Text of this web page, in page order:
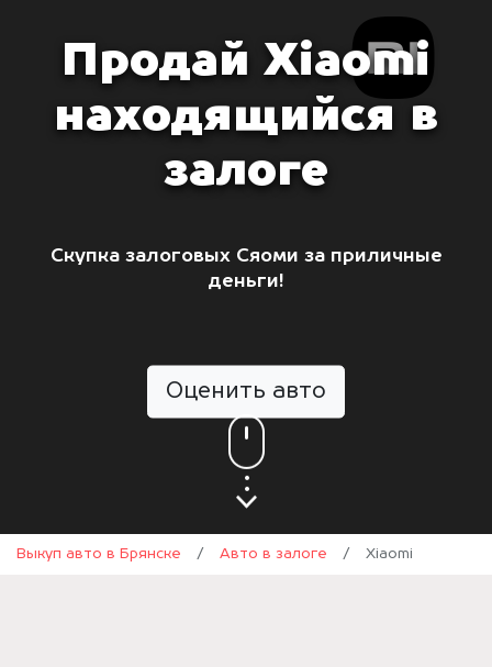
Продай Xiaomi
находящийся в
залоге
Скупка залоговых Сяоми за приличные
деньги!
Оценить авто
Выкуп авто в Брянске / Авто в залоге / Xiaomi